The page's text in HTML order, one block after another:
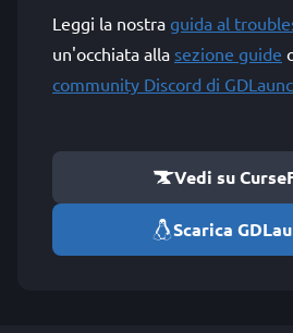
Leggi la nostra guida al
un'occhiata alla sezione guide
community Discord di
Vedi su
Scarica